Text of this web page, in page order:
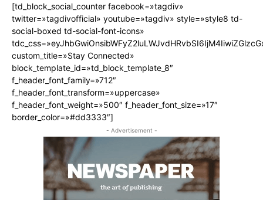
[td_block_social_counter facebook=»tagdiv»
twitter=»tagdivofficial» youtube=»tagdiv» style=»style8 td-
social-boxed td-social-font-icons»
custom_title=»Stay Connected»
block_template_id=»td_block_template_8″
f_header_font_family=»712″
f_header_font_transform=»uppercase»
f_header_font_weight=»500″ f_header_font_size=»17″
border_color=»#dd3333″]
- Advertisement -